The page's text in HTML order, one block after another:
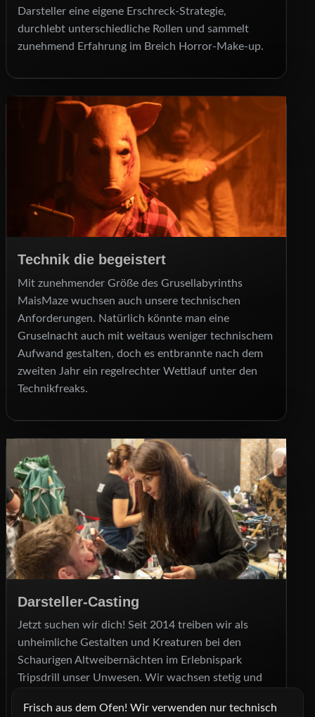
Darsteller eine eigene Erschreck-Strategie,
durchlebt unterschiedliche Rollen und sammelt
zunehmend Erfahrung im Breich Horror-Make-up.
Technik die begeistert
Mit zunehmender Größe des Grusellabyrinths
MaisMaze wuchsen auch unsere technischen
Anforderungen. Natürlich könnte man eine
Gruselnacht auch mit weitaus weniger technischem
Aufwand gestalten, doch es entbrannte nach dem
zweiten Jahr ein regelrechter Wettlauf unter den
Technikfreaks.
Darsteller‑Casting
Jetzt suchen wir dich! Seit 2014 treiben wir als
unheimliche Gestalten und Kreaturen bei den
Schaurigen Altweibernächten im Erlebnispark
Tripsdrill unser Unwesen. Wir wachsen stetig und
die unseren Besuchern einen Schrecken einjagen.
Frisch aus dem Ofen! Wir verwenden nur technisch